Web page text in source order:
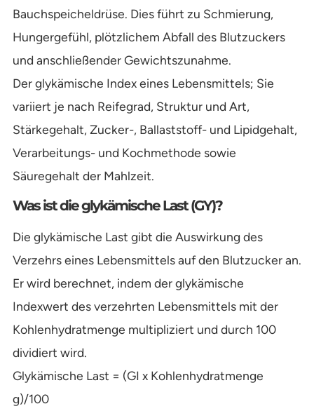
Bauchspeicheldrüse. Dies führt zu Schmierung,
Hungergefühl, plötzlichem Abfall des Blutzuckers
und anschließender Gewichtszunahme.
Der glykämische Index eines Lebensmittels; Sie
variiert je nach Reifegrad, Struktur und Art,
Stärkegehalt, Zucker-, Ballaststoff- und Lipidgehalt,
Verarbeitungs- und Kochmethode sowie
Säuregehalt der Mahlzeit.
Was ist die glykämische Last (GY)?
Die glykämische Last gibt die Auswirkung des
Verzehrs eines Lebensmittels auf den Blutzucker an.
Er wird berechnet, indem der glykämische
Indexwert des verzehrten Lebensmittels mit der
Kohlenhydratmenge multipliziert und durch 100
dividiert wird.
Glykämische Last = (GI x Kohlenhydratmenge
g)/100